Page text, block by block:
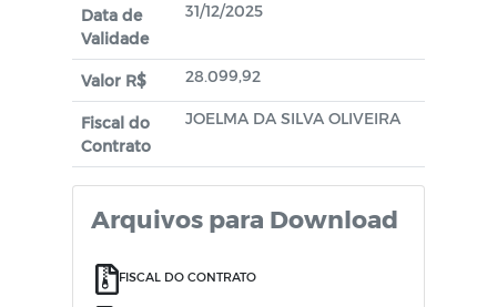
Data de
Validade
31/12/2025
Valor R$ 28.099,92
Fiscal do
Contrato
JOELMA DA SILVA OLIVEIRA
Arquivos para Download
FISCAL DO CONTRATO